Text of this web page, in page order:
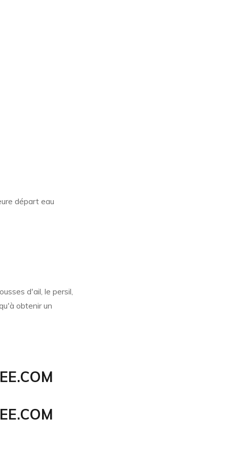
départ eau
d'ail, le persil,
obtenir un